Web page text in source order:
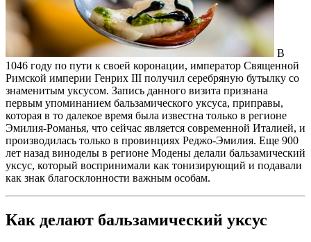
В
1046 году по пути к своей коронации, император Священной
Римской империи Генрих III получил серебряную бутылку со
знаменитым уксусом. Запись данного визита признана
первым упоминанием бальзамического уксуса, приправы,
которая в то далекое время была известна только в регионе
Эмилия-Романья, что сейчас является современной Италией, и
производилась только в провинциях Реджо-Эмилия. Еще 900
лет назад виноделы в регионе Модены делали бальзамический
уксус, который воспринимали как тонизирующий и подавали
как знак благосклонности важным особам.
Как делают бальзамический уксус